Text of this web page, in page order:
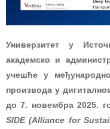
Универзитет у
академско и
учешће у
производа у
до 7. новембра 2025.
SIDE (Alliance for